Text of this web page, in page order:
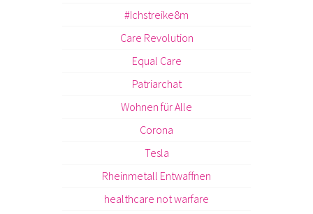
#Ichstreike8m
Care Revolution
Equal Care
Patriarchat
Wohnen für Alle
Corona
Tesla
Rheinmetall Entwaffnen
healthcare not warfare